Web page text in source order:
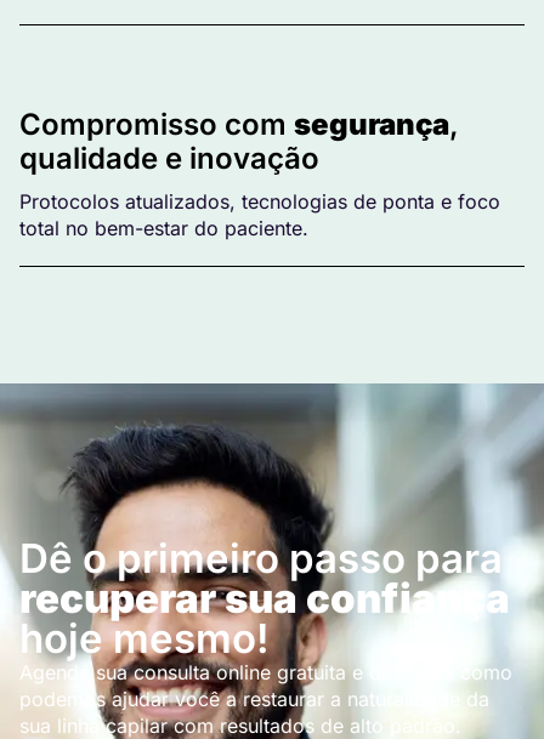
Compromisso com segurança,
qualidade e inovação
Protocolos atualizados, tecnologias de ponta e foco
total no bem-estar do paciente.
Dê o primeiro passo para
recuperar sua confiança
hoje mesmo!
Agende sua consulta online gratuita e descubra como
podemos ajudar você a restaurar a naturalidade da
sua linha capilar com resultados de alto padrão.